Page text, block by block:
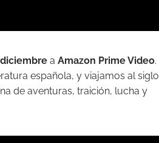
a Amazon Prime Video.
española, y viajamos al siglo
de aventuras, traición, lucha y